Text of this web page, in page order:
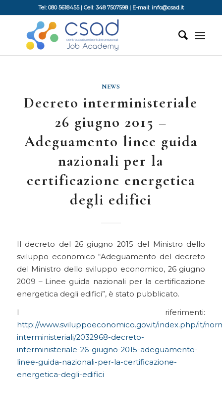
Tel: 080 5618455 | Cell: 348 7507598 | E-mail: info@csad.it
NEWS
Decreto interministeriale
26 giugno 2015 –
Adeguamento linee guida
nazionali per la
certificazione energetica
degli edifici
Il decreto del 26 giugno 2015 del Ministro dello
sviluppo economico “Adeguamento del decreto
del Ministro dello sviluppo economico, 26 giugno
2009 – Linee guida nazionali per la certificazione
energetica degli edifici”, è stato pubblicato.
I riferimenti:
http://www.sviluppoeconomico.gov.it/index.php/it/
interministeriali/2032968-decreto-
interministeriale-26-giugno-2015-adeguamento-
linee-guida-nazionali-per-la-certificazione-
energetica-degli-edifici